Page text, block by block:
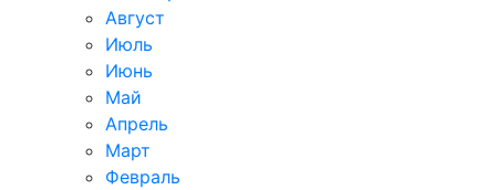
Август
Июль
Июнь
Май
Апрель
Март
Февраль